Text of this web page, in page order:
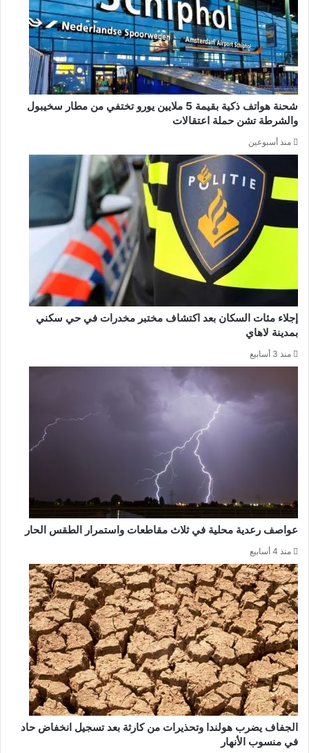
شحنة هواتف ذكية بقيمة 5 ملايين يورو تختفي من مطار سخيبول
والشرطة تشن حملة اعتقالات
منذ أسبوعين
إجلاء مئات السكان بعد اكتشاف مختبر مخدرات في حي سكني
بمدينة لاهاي
منذ 3 أسابيع
عواصف رعدية محلية في ثلاث مقاطعات واستمرار الطقس الحار
منذ 4 أسابيع
الجفاف يضرب هولندا وتحذيرات من كارثة بعد تسجيل انخفاض حاد
في منسوب الأنهار